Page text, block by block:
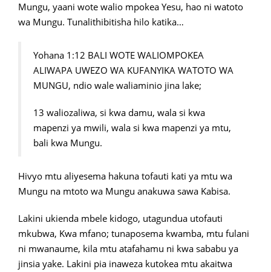
Mungu, yaani wote walio mpokea Yesu, hao ni watoto
wa Mungu. Tunalithibitisha hilo katika…
Yohana 1:12 BALI WOTE WALIOMPOKEA
ALIWAPA UWEZO WA KUFANYIKA WATOTO WA
MUNGU, ndio wale waliaminio jina lake;
13 waliozaliwa, si kwa damu, wala si kwa
mapenzi ya mwili, wala si kwa mapenzi ya mtu,
bali kwa Mungu.
Hivyo mtu aliyesema hakuna tofauti kati ya mtu wa
Mungu na mtoto wa Mungu anakuwa sawa Kabisa.
Lakini ukienda mbele kidogo, utagundua utofauti
mkubwa, Kwa mfano; tunaposema kwamba, mtu fulani
ni mwanaume, kila mtu atafahamu ni kwa sababu ya
jinsia yake. Lakini pia inaweza kutokea mtu akaitwa